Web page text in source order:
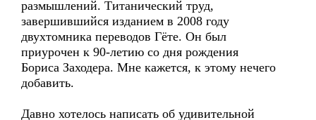
размышлений. Титанический труд,
завершившийся изданием в 2008 году
двухтомника переводов Гёте. Он был
приурочен к 90-летию со дня рождения
Бориса Заходера. Мне кажется, к этому нечего
добавить.
Давно хотелось написать об удивительной